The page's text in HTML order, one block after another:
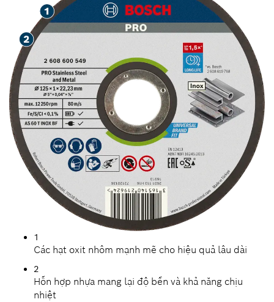
1
Các hạt oxit nhôm mạnh mẽ cho hiệu quả lâu dài
2
Hỗn hợp nhựa mang lại độ bền và khả năng chịu
nhiệt